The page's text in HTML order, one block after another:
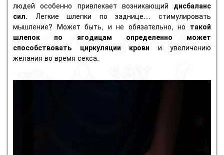
людей особенно привлекает возникающий дисбаланс
сил. Легкие шлепки по заднице… стимулировать
мышление? Может быть, и не обязательно, но такой
шлепок по ягодицам определенно может
способствовать циркуляции крови и увеличению
желания во время секса.